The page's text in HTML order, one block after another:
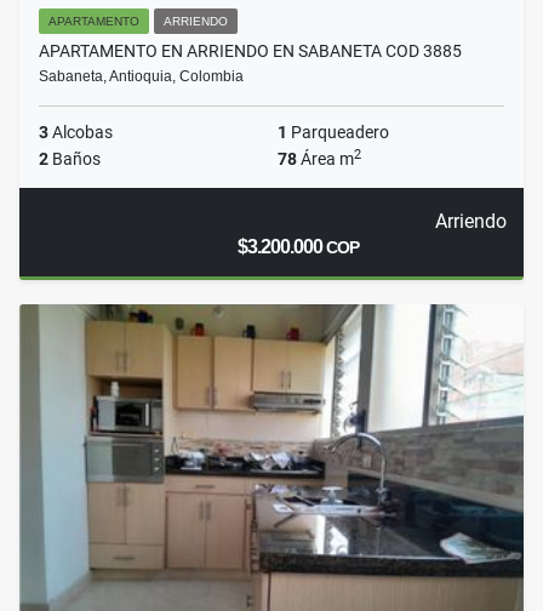
APARTAMENTO ARRIENDO
APARTAMENTO EN ARRIENDO EN SABANETA COD 3885
Sabaneta, Antioquia, Colombia
3Alcobas 1 Parqueadero
2 Baños 78Área m2
Arriendo
$3.200.000COP